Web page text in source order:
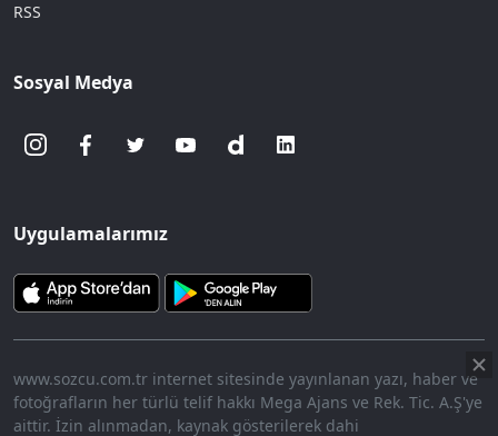
RSS
Sosyal Medya
Uygulamalarımız
www.sozcu.com.tr internet sitesinde yayınlanan yazı, haber ve
fotoğrafların her türlü telif hakkı Mega Ajans ve Rek. Tic. A.Ş'ye
aittir. İzin alınmadan, kaynak gösterilerek dahi